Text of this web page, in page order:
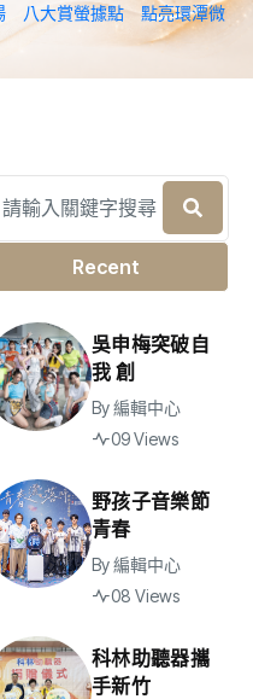
八大賞螢據點 點亮環潭微
Recent
吳申梅突破自
我 創
By編輯中心
09 Views
野孩子音樂節
青春
By編輯中心
08 Views
科林助聽器攜
手新竹